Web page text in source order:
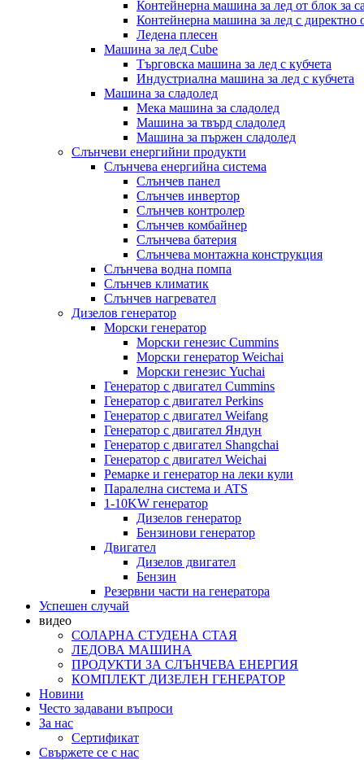
Контейнерна машина за лед от блок за
Контейнерна машина за лед с директно
Ледена плесен
Машина за лед Cube
Търговска машина за лед с кубчета
Индустриална машина за лед с кубчета
Машина за сладолед
Мека машина за сладолед
Машина за твърд сладолед
Машина за пържен сладолед
Слънчеви енергийни продукти
Слънчева енергийна система
Слънчев панел
Слънчев инвертор
Слънчев контролер
Слънчев комбайнер
Слънчева батерия
Слънчева монтажна конструкция
Слънчева водна помпа
Слънчев климатик
Слънчев нагревател
Дизелов генератор
Морски генератор
Морски генезис Cummins
Морски генератор Weichai
Морски генезис Yuchai
Генератор с двигател Cummins
Генератор с двигател Perkins
Генератор с двигател Weifang
Генератор с двигател Яндун
Генератор с двигател Shangchai
Генератор с двигател Weichai
Ремарке и генератор на леки кули
Паралелна система и ATS
1-10KW генератор
Дизелов генератор
Бензинови генератор
Двигател
Дизелов двигател
Бензин
Резервни части на генератора
Успешен случай
видео
СОЛАРНА СТУДЕНА СТАЯ
ЛЕДОВА МАШИНА
ПРОДУКТИ ЗА СЛЪНЧЕВА ЕНЕРГИЯ
КОМПЛЕКТ ДИЗЕЛЕН ГЕНЕРАТОР
Новини
Често задавани въпроси
За нас
Сертификат
Свържете се с нас